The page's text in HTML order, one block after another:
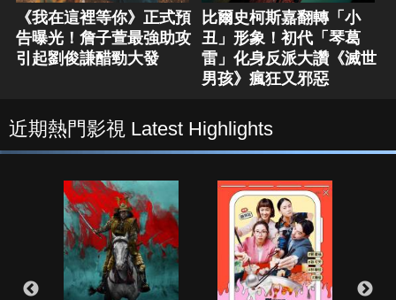
《我在這裡等你》正式預
告曝光！詹子萱最強助攻
引起劉俊謙醋勁大發
比爾史柯斯嘉翻轉「小
丑」形象！初代「琴葛
雷」化身反派大讚《滅世
男孩》瘋狂又邪惡
近期熱門影視 Latest Highlights